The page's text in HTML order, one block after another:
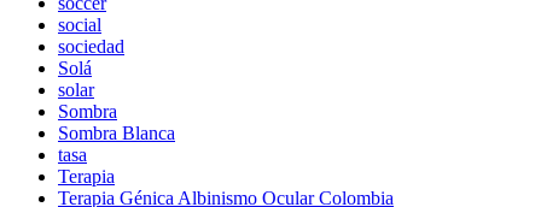
social
sociedad
Solá
solar
Sombra
Sombra Blanca
tasa
Terapia
Terapia Génica Albinismo Ocular Colombia